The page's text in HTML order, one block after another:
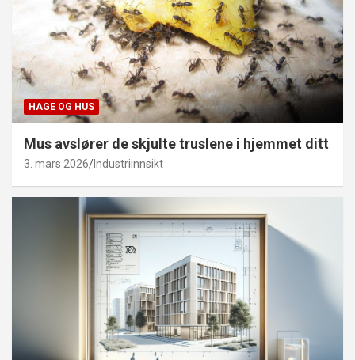
HAGE OG HUS
Mus avslører de skjulte truslene i hjemmet ditt
3. mars 2026 Industriinnsikt